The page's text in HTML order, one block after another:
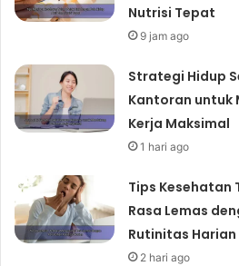
Nutrisi Tepat
9 jam ago
Strategi Hidup
Kantoran untuk
Kerja Maksimal
1 hari ago
Tips Kesehatan
Rasa Lemas
Rutinitas Harian
2 hari ago